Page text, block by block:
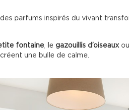
parfums inspirés du vivant
fontaine , le gazouillis d’oiseaux
une bulle de calme.